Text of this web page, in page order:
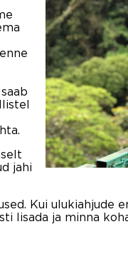
jahi
Kui ulukiahjude
lisada ja minna